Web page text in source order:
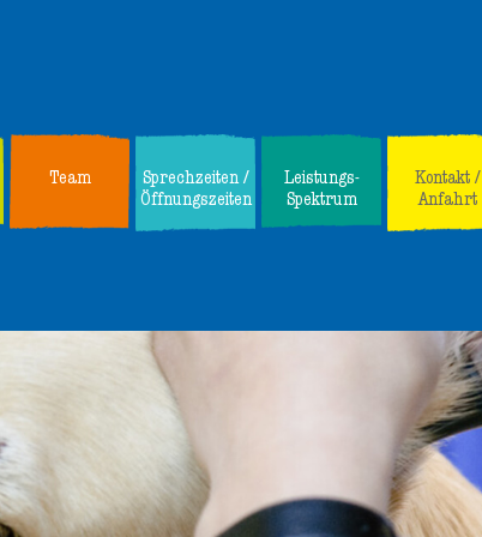
Team
Sprechzeiten /
Öffnungszeiten
Leistungs-
Spektrum
Kontakt /
Anfahrt